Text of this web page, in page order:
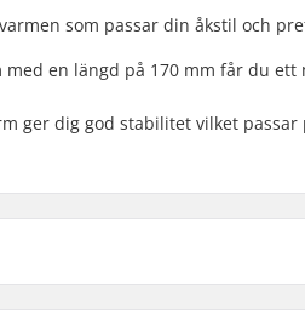
som passar din åkstil och
med en längd på 170 mm får du
ger dig god stabilitet vilket
170mm, 175mm,